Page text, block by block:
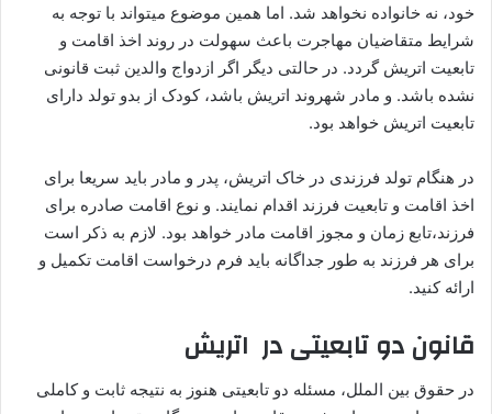
خود، نه خانواده نخواهد شد. اما همین موضوع میتواند با توجه به
شرایط متقاضیان مهاجرت باعث سهولت در روند اخذ اقامت و
تابعیت اتریش گردد. در حالتی دیگر اگر ازدواج والدین ثبت قانونی
نشده باشد. و مادر شهروند اتریش باشد، کودک از بدو تولد دارای
تابعیت اتریش خواهد بود.
در هنگام تولد فرزندی در خاک اتریش، پدر و مادر باید سریعا برای
اخذ اقامت و تابعیت فرزند اقدام نمایند. و نوع اقامت صادره برای
فرزند،تابع زمان و مجوز اقامت مادر خواهد بود. لازم به ذکر است
برای هر فرزند به طور جداگانه باید فرم درخواست اقامت تکمیل و
ارائه کنید.
قانون دو تابعیتی در اتریش
در حقوق بین الملل، مسئله دو تابعیتی هنوز به نتیجه ثابت و کاملی